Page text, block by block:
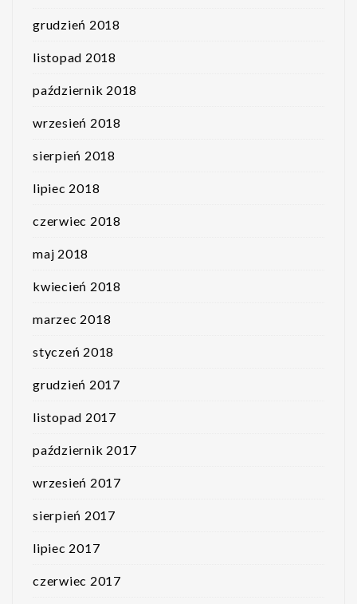
grudzień 2018
listopad 2018
październik 2018
wrzesień 2018
sierpień 2018
lipiec 2018
czerwiec 2018
maj 2018
kwiecień 2018
marzec 2018
styczeń 2018
grudzień 2017
listopad 2017
październik 2017
wrzesień 2017
sierpień 2017
lipiec 2017
czerwiec 2017